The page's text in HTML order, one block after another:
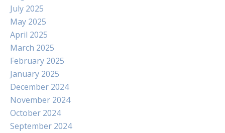
July 2025
May 2025
April 2025
March 2025
February 2025
January 2025
December 2024
November 2024
October 2024
September 2024